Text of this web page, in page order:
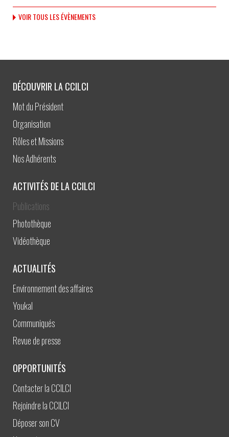
VOIR TOUS LES ÉVÈNEMENTS
DÉCOUVRIR LA CCILCI
Mot du Président
Organisation
Rôles et Missions
Nos Adhérents
ACTIVITÉS DE LA CCILCI
Publications
Photothèque
Vidéothèque
ACTUALITÉS
Environnement des affaires
Youkal
Communiqués
Revue de presse
OPPORTUNITÉS
Contacter la CCILCI
Rejoindre la CCILCI
Déposer son CV